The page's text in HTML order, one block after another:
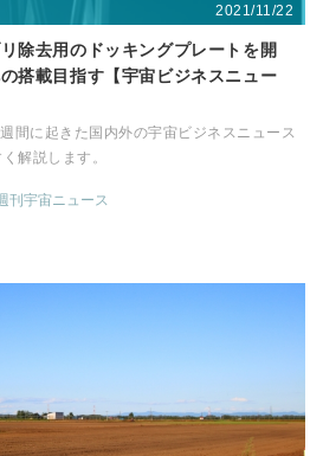
2021/11/22
除去用のドッキングプレートを開
搭載目指す【宇宙ビジネスニュー
間に起きた国内外の宇宙ビジネスニュース
解説します。
刊宇宙ニュース